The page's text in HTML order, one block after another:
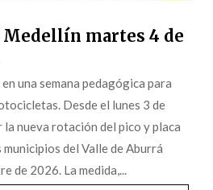
Medellín martes 4 de
una semana pedagógica para
Desde el lunes 3 de
nueva rotación del pico y placa
del Valle de Aburrá
de 2026. La medida,...